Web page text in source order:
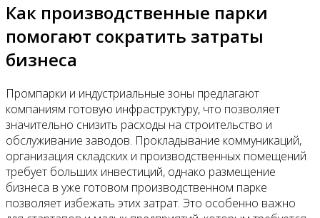
Как производственные парки
помогают сократить затраты
бизнеса
Промпарки и индустриальные зоны предлагают
компаниям готовую инфраструктуру, что позволяет
значительно снизить расходы на строительство и
обслуживание заводов. Прокладывание коммуникаций,
организация складских и производственных помещений
требует больших инвестиций, однако размещение
бизнеса в уже готовом производственном парке
позволяет избежать этих затрат. Это особенно важно